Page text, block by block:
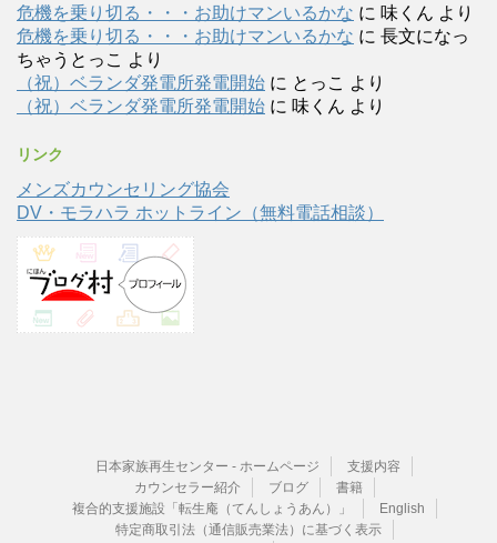
危機を乗り切る・・・お助けマンいるかな に 味くん より
危機を乗り切る・・・お助けマンいるかな に 長文になっ
ちゃうとっこ より
（祝）ベランダ発電所発電開始 に とっこ より
（祝）ベランダ発電所発電開始 に 味くん より
リンク
メンズカウンセリング協会
DV・モラハラ ホットライン（無料電話相談）
日本家族再生センター - ホームページ
支援内容
カウンセラー紹介
ブログ
書籍
複合的支援施設「転生庵（てんしょうあん）」
English
特定商取引法（通信販売業法）に基づく表示